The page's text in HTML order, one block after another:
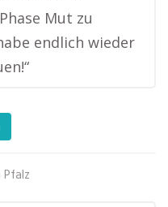
Mut zu
endlich wieder